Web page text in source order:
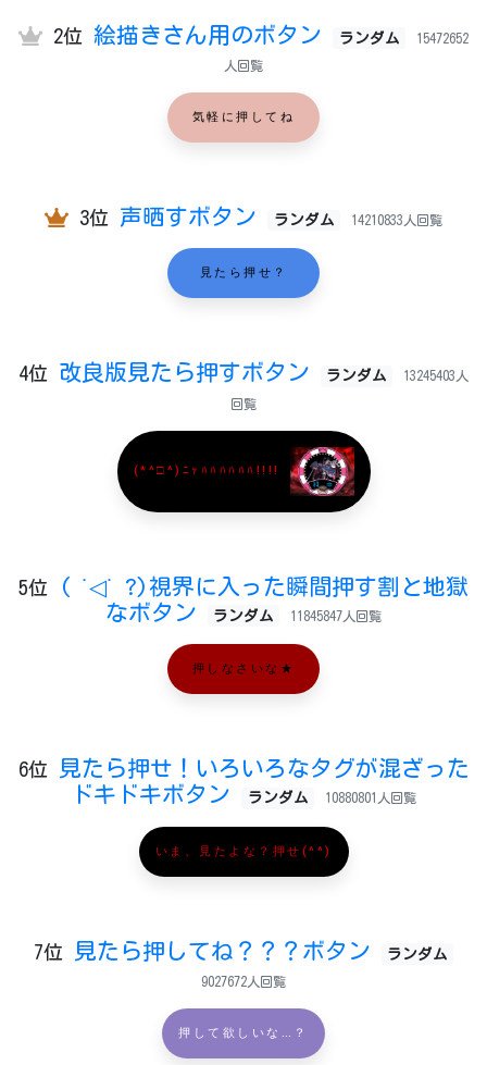
2位 絵描きさん用のボタン ランダム 15472652
人回覧
気軽に押してね
3位 声晒すボタン ランダム 14210833人回覧
見たら押せ？
4位 改良版見たら押すボタン ランダム 13245403人
回覧
(*^□^)ﾆｬﾊﾊﾊﾊﾊﾊ!!!!
5位
( ˙◁˙ ?)視界に入った瞬間押す割と地獄
なボタン
ランダム 11845847人回覧
押しなさいな★
6位
見たら押せ！いろいろなタグが混ざった
ドキドキボタン
ランダム 10880801人回覧
いま、見たよな？押せ(^^)
7位 見たら押してね？？？ボタン ランダム
9027672人回覧
押して欲しいな…？